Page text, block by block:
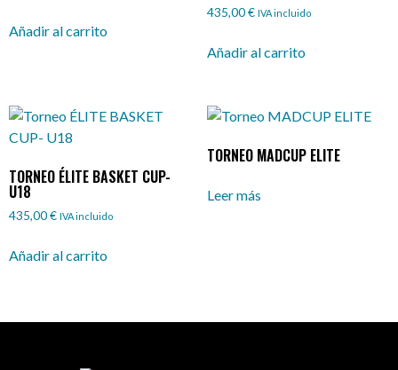
Añadir al carrito
435,00€ IVA incluido
Añadir al carrito
TORNEO ÉLITE BASKET CUP-
U18
435,00€ IVA incluido
Añadir al carrito
TORNEO MADCUP ELITE
Leer más